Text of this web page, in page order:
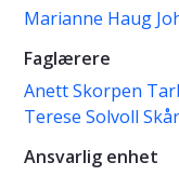
Marianne Haug
Faglærere
Anett Skorpen
Terese Solvoll
Ansvarlig enhet